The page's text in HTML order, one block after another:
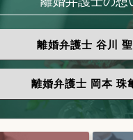
離婚弁護士 谷川
離婚弁護士 岡本 珠